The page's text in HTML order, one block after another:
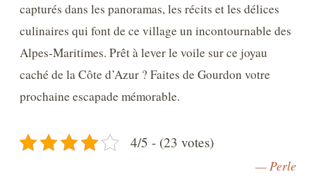
capturés dans les panoramas, les récits et les délices
culinaires qui font de ce village un incontournable des
Alpes-Maritimes. Prêt à lever le voile sur ce joyau
caché de la Côte d’Azur ? Faites de Gourdon votre
prochaine escapade mémorable.
4/5 - (23 votes)
— Perle